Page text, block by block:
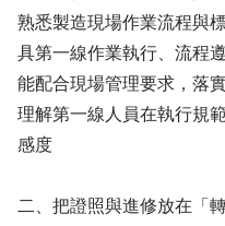
熟悉製造現場作業流程與
具第一線作業執行、流程
能配合現場管理要求，落
理解第一線人員在執行規
感度
二、把證照與進修放在「